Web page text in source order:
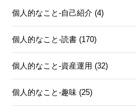
個人的なこと-自己紹介 (4)
個人的なこと-読書 (170)
個人的なこと-資産運用 (32)
個人的なこと-趣味 (25)